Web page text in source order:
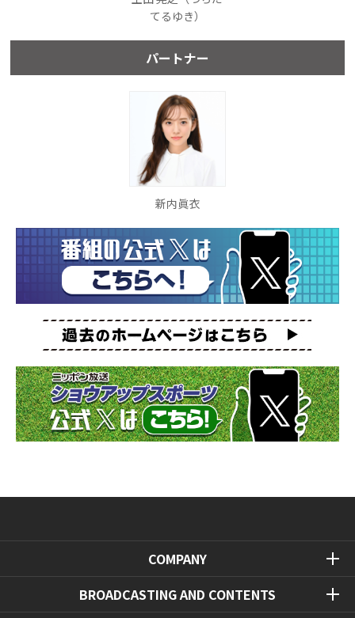
てるゆき）
パートナー
新内眞衣
COMPANY
BROADCASTING AND CONTENTS